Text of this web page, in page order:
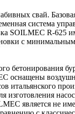
свай.
система
SOILMEC R-
с
оснащены
итальянского
является не